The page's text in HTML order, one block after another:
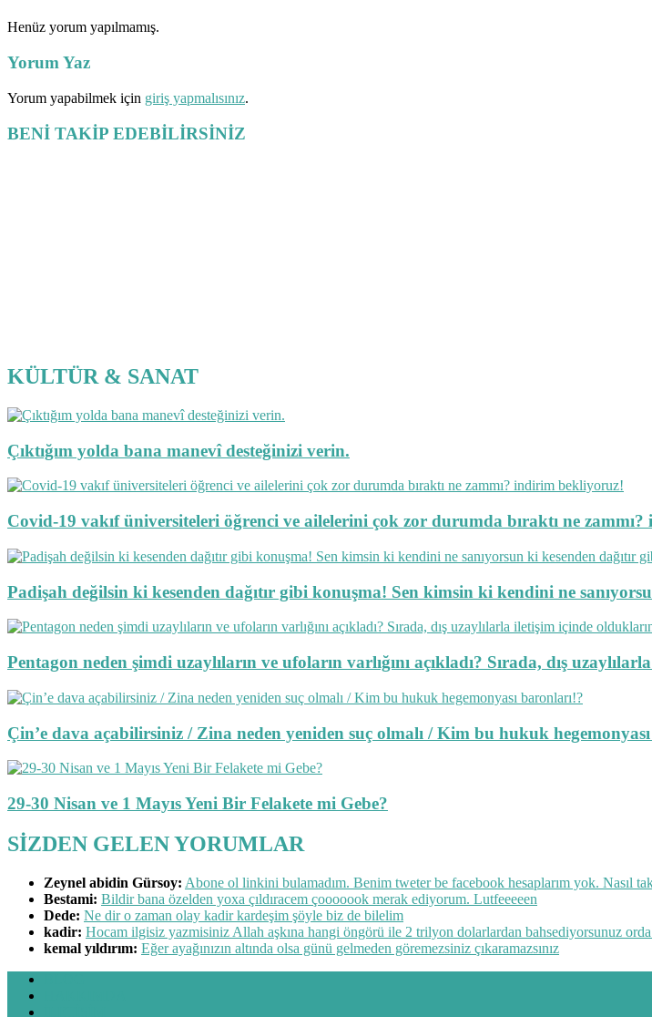
Henüz yorum yapılmamış.
Yorum Yaz
Yorum yapabilmek için giriş yapmalısınız.
BENİ TAKİP EDEBİLİRSİNİZ
KÜLTÜR & SANAT
Çıktığım yolda bana manevî desteğinizi verin.
Covid-19 vakıf üniversiteleri öğrenci ve ailelerini çok zor durumda bıraktı ne
Padişah değilsin ki kesenden dağıtır gibi konuşma! Sen kimsin ki kendini ne
Pentagon neden şimdi uzaylıların ve ufoların varlığını açıkladı? Sırada, dış
Çin’e dava açabilirsiniz / Zina neden yeniden suç olmalı / Kim bu hukuk
29-30 Nisan ve 1 Mayıs Yeni Bir Felakete mi Gebe?
SİZDEN GELEN YORUMLAR
Zeynel abidin Gürsoy: Abone ol linkini bulamadım. Benim tweter be facebook hesaplarım yok. Nasıl
Bestami: Bildir bana özelden yoxa çıldıracem çooooook merak ediyorum. Lutfeeeeen
Dede: Ne dir o zaman olay kadir kardeşim şöyle biz de bilelim
kadir: Hocam ilgisiz yazmisiniz Allah aşkına hangi öngörü ile 2 trilyon dolarlardan bahsediyorsunuz
kemal yıldırım: Eğer ayağınızın altında olsa günü gelmeden göremezsiniz çıkaramazsınız